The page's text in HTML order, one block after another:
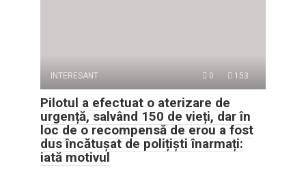
INTERESANT 0 153
Pilotul a efectuat o aterizare de
urgență, salvând 150 de vieți, dar în
loc de o recompensă de erou a fost
dus încătușat de polițiști înarmați:
iată motivul